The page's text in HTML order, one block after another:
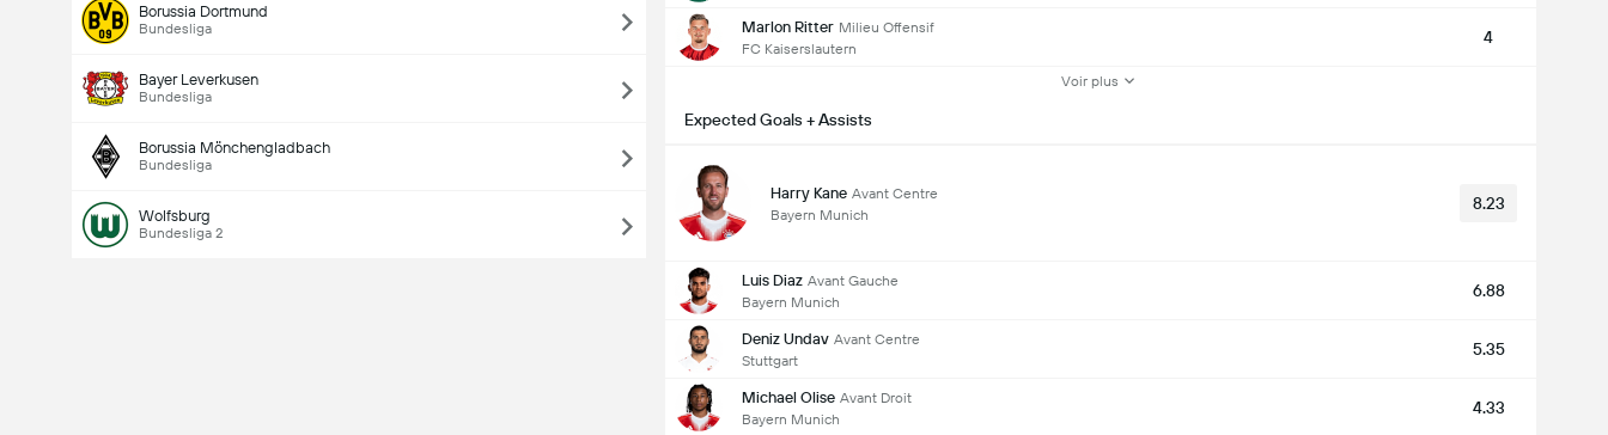
Borussia Dortmund
Bundesliga
Bayer Leverkusen
Bundesliga
Borussia Mönchengladbach
Bundesliga
Wolfsburg
Bundesliga 2
Marlon Ritter Milieu Offensif
FC Kaiserslautern
4
Voir plus
Expected Goals + Assists
Harry Kane Avant Centre
Bayern Munich
8.23
Luis Diaz Avant Gauche
Bayern Munich
6.88
Deniz Undav Avant Centre
Stuttgart
5.35
Michael Olise Avant Droit
Bayern Munich
4.33